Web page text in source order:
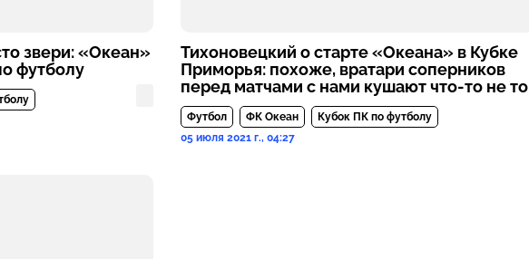
звери: «Океан»
футболу
Тихоновецкий о старте «Океана» в Кубке
Приморья: похоже, вратари соперников
перед матчами с нами кушают что-то не то
Футбол ФК Океан
Кубок ПК по футболу
05 июля 2021 г., 04:27